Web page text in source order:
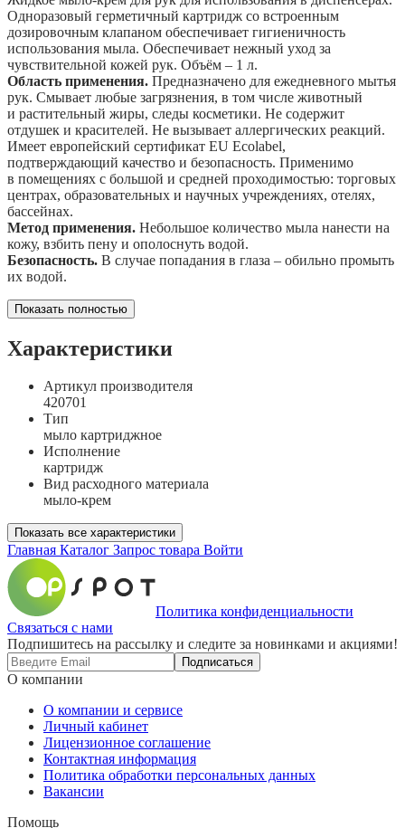
Одноразовый герметичный картридж со встроенным
дозировочным клапаном обеспечивает гигиеничность
использования мыла. Обеспечивает нежный уход за
чувствительной кожей рук. Объём – 1 л.
Область применения. Предназначено для ежедневного мытья
рук. Смывает любые загрязнения, в том числе животный
и растительный жиры, следы косметики. Не содержит
отдушек и красителей. Не вызывает аллергических реакций.
Имеет европейский сертификат EU Ecolabel,
подтверждающий качество и безопасность. Применимо
в помещениях с большой и средней проходимостью: торговых
центрах, образовательных и научных учреждениях, отелях,
бассейнах.
Метод применения. Небольшое количество мыла нанести на
кожу, взбить пену и ополоснуть водой.
Безопасность. В случае попадания в глаза – обильно промыть
их водой.
Показать полностью
Характеристики
Артикул производителя
420701
Тип
мыло картриджное
Исполнение
картридж
Вид расходного материала
мыло-крем
Показать все характеристики
Главная Каталог Запрос товара Войти
Политика конфиденциальности
Связаться с нами
Подпишитесь на рассылку и следите за новинками и акциями!
Подписаться
О компании
О компании и сервисе
Личный кабинет
Лицензионное соглашение
Контактная информация
Политика обработки персональных данных
Вакансии
Помощь